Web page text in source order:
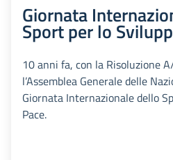
Giornata
Sport per lo
10 anni fa, con la Risoluzione
l’Assemblea Generale delle
Giornata Internazionale dello
Pace.